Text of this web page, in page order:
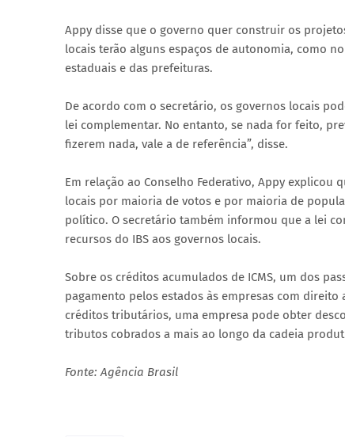
Appy disse que o governo quer construir os
locais terão alguns espaços de autonomia, como
estaduais e das prefeituras.
De acordo com o secretário, os governos locais
lei complementar. No entanto, se nada for feito,
fizerem nada, vale a de referência”, disse.
Em relação ao Conselho Federativo, Appy
locais por maioria de votos e por maioria de
político. O secretário também informou que a lei
recursos do IBS aos governos locais.
Sobre os créditos acumulados de ICMS, um dos
pagamento pelos estados às empresas com
créditos tributários, uma empresa pode obter
tributos cobrados a mais ao longo da cadeia
Fonte: Agência Brasil